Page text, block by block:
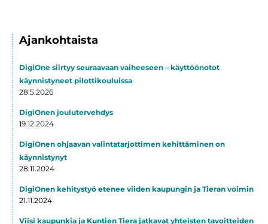
Ajankohtaista
DigiOne siirtyy seuraavaan vaiheeseen – käyttöönotot
käynnistyneet pilottikouluissa
28.5.2026
DigiOnen joulutervehdys
19.12.2024
DigiOnen ohjaavan valintatarjottimen kehittäminen on
käynnistynyt
28.11.2024
DigiOnen kehitystyö etenee viiden kaupungin ja Tieran voimin
21.11.2024
Viisi kaupunkia ja Kuntien Tiera jatkavat yhteisten tavoitteiden